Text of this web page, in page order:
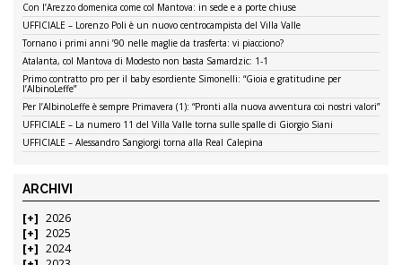
Con l’Arezzo domenica come col Mantova: in sede e a porte chiuse
UFFICIALE – Lorenzo Poli è un nuovo centrocampista del Villa Valle
Tornano i primi anni ’90 nelle maglie da trasferta: vi piacciono?
Atalanta, col Mantova di Modesto non basta Samardzic: 1-1
Primo contratto pro per il baby esordiente Simonelli: “Gioia e gratitudine per
l’AlbinoLeffe”
Per l’AlbinoLeffe è sempre Primavera (1): “Pronti alla nuova avventura coi nostri valori”
UFFICIALE – La numero 11 del Villa Valle torna sulle spalle di Giorgio Siani
UFFICIALE – Alessandro Sangiorgi torna alla Real Calepina
ARCHIVI
2026
2025
2024